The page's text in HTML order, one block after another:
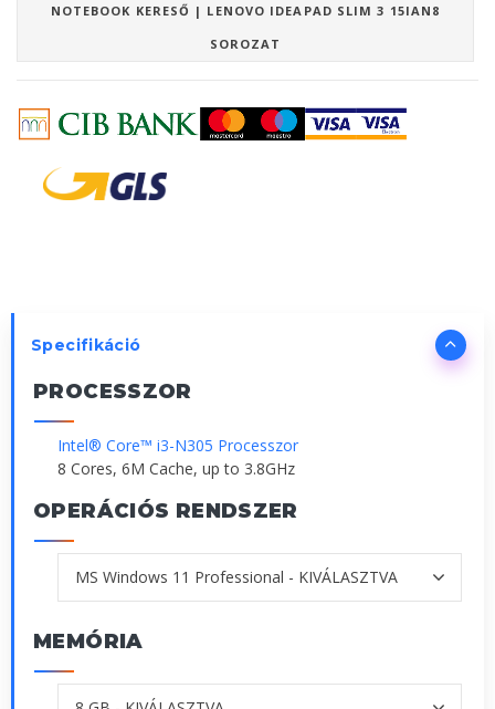
NOTEBOOK KERESŐ | LENOVO IDEAPAD SLIM 3 15IAN8
SOROZAT
Specifikáció
PROCESSZOR
Intel® Core™ i3-N305 Processzor
8 Cores, 6M Cache, up to 3.8GHz
OPERÁCIÓS RENDSZER
MEMÓRIA